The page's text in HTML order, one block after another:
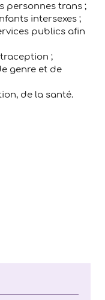
personnes trans ;
intersexes ;
publics afin
;
genre et de
de la santé.